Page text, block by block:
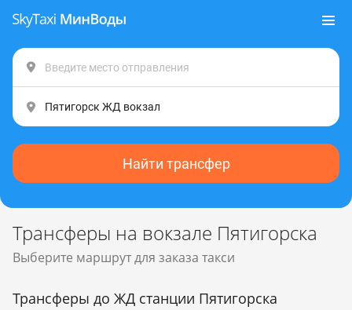
Найти трансфер
Трансферы на вокзале Пятигорска
Выберите маршрут для заказа такси
Трансферы до ЖД станции Пятигорска